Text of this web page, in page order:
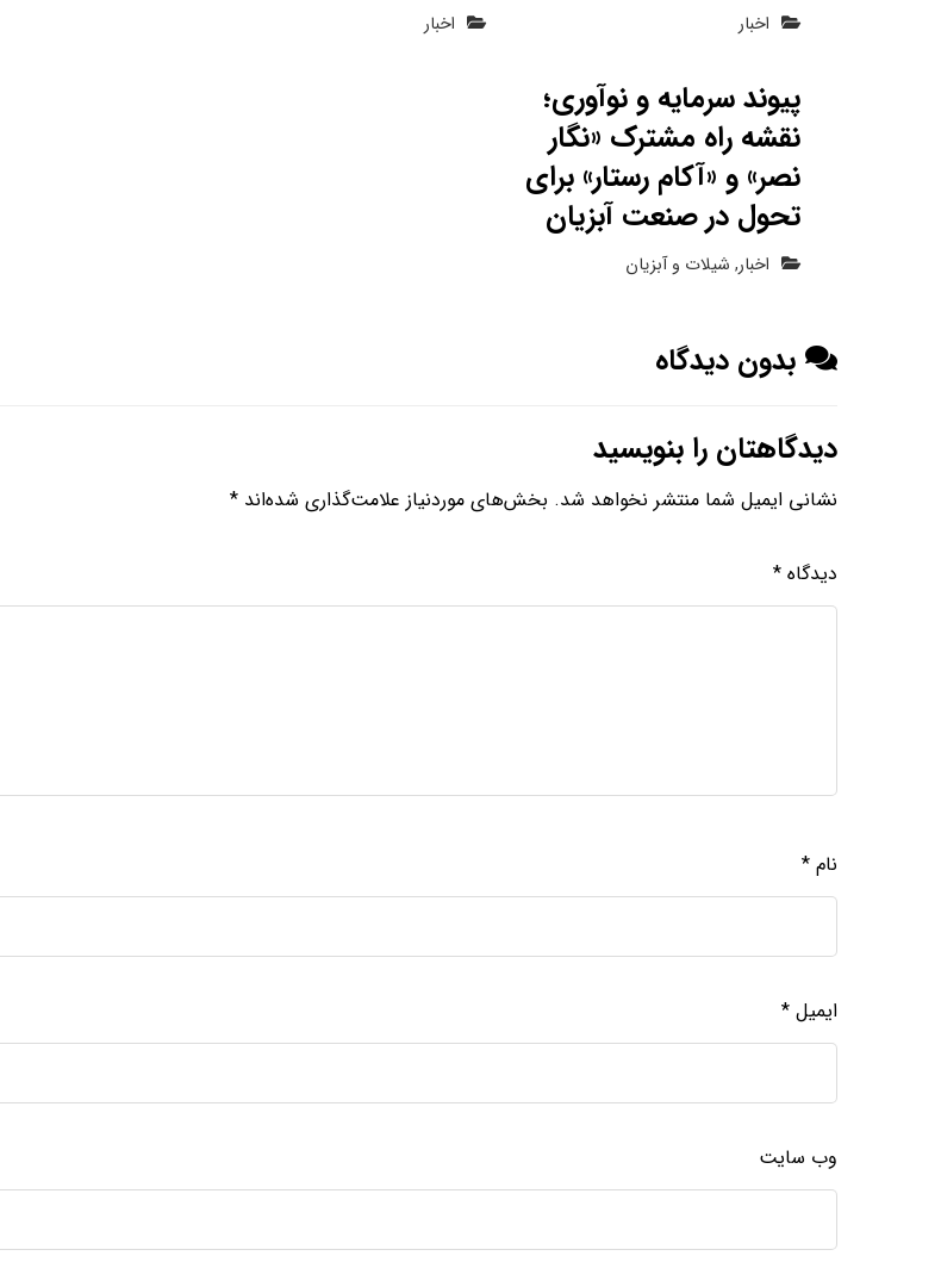
اخبار اخبار
پیوند سرمایه و نوآوری؛
نقشه راه مشترک «نگار
نصر» و «آکام رستار» برای
تحول در صنعت آبزیان
اخبار, شیلات و آبزیان
بدون دیدگاه
دیدگاهتان را بنویسید
نشانی ایمیل شما منتشر نخواهد شد. بخش‌های موردنیاز علامت‌گذاری شده‌اند *
دیدگاه *
نام *
ایمیل *
وب‌ سایت